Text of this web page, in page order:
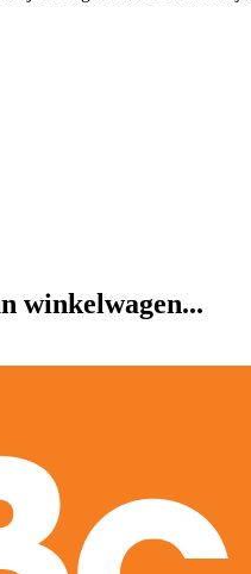
winkelwagen...